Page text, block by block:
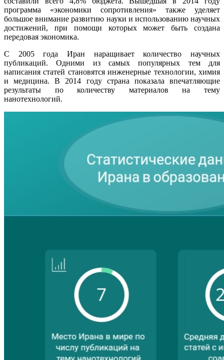
программа «экономики сопротивления» также уделяет
большое внимание развитию науки и использованию научных
достижений, при помощи которых может быть создана
передовая экономика.
С 2005 года Иран наращивает количество научных
публикаций. Одними из самых популярных тем для
написания статей становятся инженерные технологии, химия
и медицина. В 2014 году страна показала впечатляющие
результаты по количеству материалов на тему
нанотехнологий.